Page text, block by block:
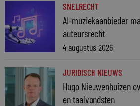
SNELRECHT
AI-muziekaanbieder
auteursrecht
4 augustus 2026
JURIDISCH NIEUWS
Hugo Nieuwenhuizen
en taalvondsten